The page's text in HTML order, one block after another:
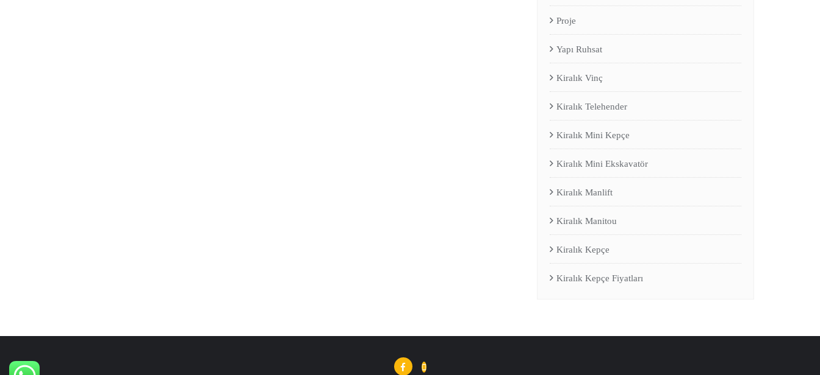
Proje
Yapı Ruhsat
Kiralık Vinç
Kiralık Telehender
Kiralık Mini Kepçe
Kiralık Mini Ekskavatör
Kiralık Manlift
Kiralık Manitou
Kiralık Kepçe
Kiralık Kepçe Fiyatları